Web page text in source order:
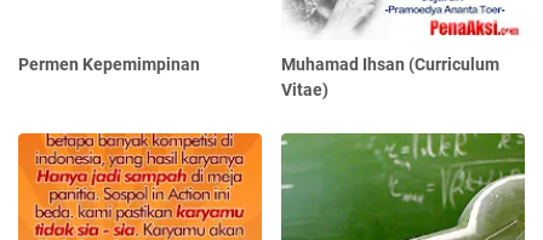
Permen Kepemimpinan
Muhamad Ihsan (Curriculum
Vitae)